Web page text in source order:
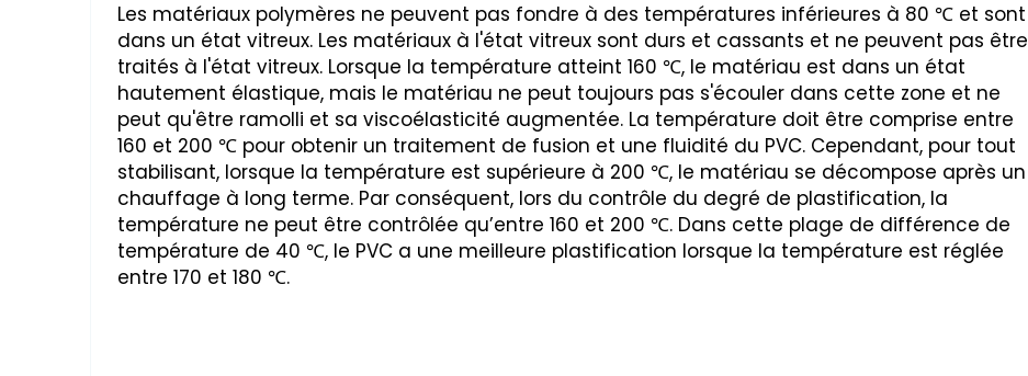
Les matériaux polymères ne peuvent pas fondre à des températures inférieures à 80 ℃ et sont
dans un état vitreux. Les matériaux à l'état vitreux sont durs et cassants et ne peuvent pas être
traités à l'état vitreux. Lorsque la température atteint 160 ℃, le matériau est dans un état
hautement élastique, mais le matériau ne peut toujours pas s'écouler dans cette zone et ne
peut qu'être ramolli et sa viscoélasticité augmentée. La température doit être comprise entre
160 et 200 ℃ pour obtenir un traitement de fusion et une fluidité du PVC. Cependant, pour tout
stabilisant, lorsque la température est supérieure à 200 ℃, le matériau se décompose après un
chauffage à long terme. Par conséquent, lors du contrôle du degré de plastification, la
température ne peut être contrôlée qu’entre 160 et 200 ℃. Dans cette plage de différence de
température de 40 ℃, le PVC a une meilleure plastification lorsque la température est réglée
entre 170 et 180 ℃.